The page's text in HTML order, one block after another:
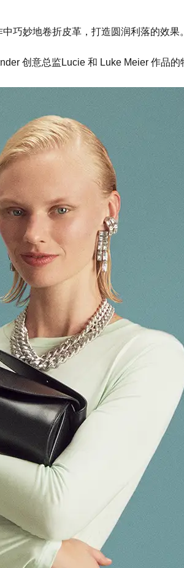
巧妙地卷折皮革，打造圆润利落的效果
创意总监Lucie 和 Luke Meier 作品的